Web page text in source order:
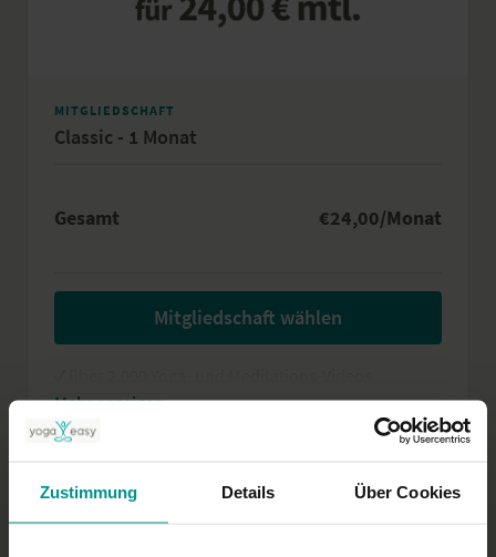
Zustimmung Details Über Cookies
MITGLIEDSCHAFT
Classic - 1 Monat
Gesamt €24,00/Monat
Mitgliedschaft wählen
✓50 verschiedene Programme
✓jede Woche neue Videos
Für den Preis einer Yogastunde im Studio
bekommst du bei uns einen ganzen Monat voller